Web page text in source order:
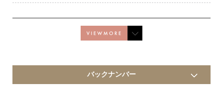
バックナンバー